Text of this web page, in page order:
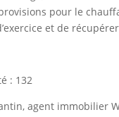
pour le
et de
: 132
agent immobilier